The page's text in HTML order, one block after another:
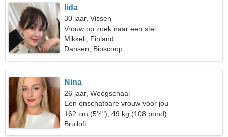
Iida
30 jaar, Vissen
Vrouw op zoek naar een stel
Mikkeli, Finland
Dansen, Bioscoop
Nina
26 jaar, Weegschaal
Een onschatbare vrouw voor jou
162 cm (5'4"), 49 kg (108 pond)
Bruiloft